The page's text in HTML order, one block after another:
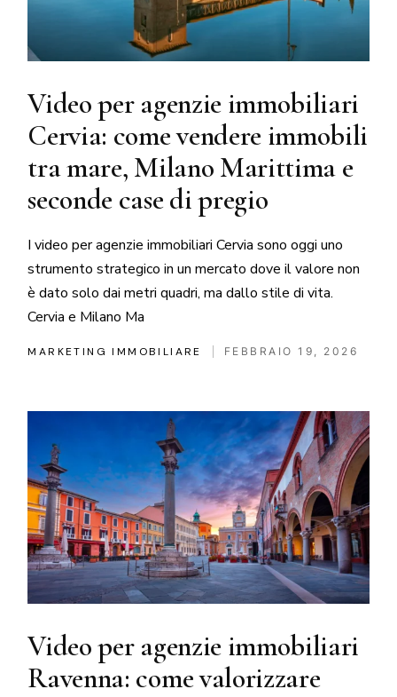
Video per agenzie immobiliari
Cervia: come vendere immobili
tra mare, Milano Marittima e
seconde case di pregio
I video per agenzie immobiliari Cervia sono oggi uno
strumento strategico in un mercato dove il valore non
è dato solo dai metri quadri, ma dallo stile di vita.
Cervia e Milano Ma
MARKETING IMMOBILIARE FEBBRAIO 19, 2026
Video per agenzie immobiliari
Ravenna: come valorizzare